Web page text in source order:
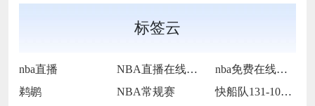
标签云
nba直播 NBA直播在线观看
nba免费在线高清直播
鹈鹕
NBA常规赛
快船队131-105战胜老鹰队